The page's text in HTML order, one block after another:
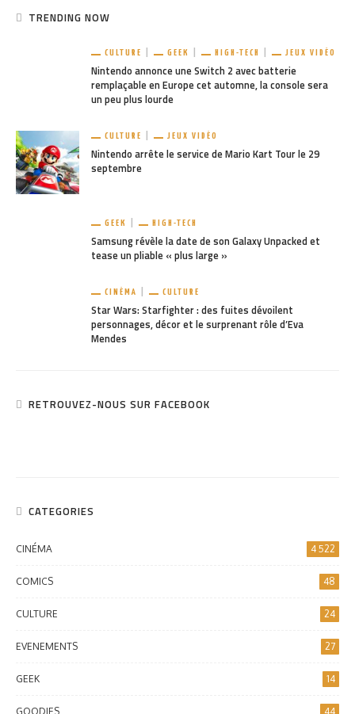
TRENDING NOW
CULTURE GEEK HIGH-TECH JEUX VIDÉO
Nintendo annonce une Switch 2 avec batterie
remplaçable en Europe cet automne, la console sera
un peu plus lourde
CULTURE JEUX VIDÉO
Nintendo arrête le service de Mario Kart Tour le 29
septembre
GEEK HIGH-TECH
Samsung révèle la date de son Galaxy Unpacked et
tease un pliable « plus large »
CINÉMA CULTURE
Star Wars: Starfighter : des fuites dévoilent
personnages, décor et le surprenant rôle d’Eva
Mendes
RETROUVEZ-NOUS SUR FACEBOOK
CATEGORIES
CINÉMA 4 522
COMICS 48
CULTURE 24
EVENEMENTS 27
GEEK 14
GOODIES 44